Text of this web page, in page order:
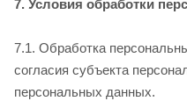
7. Условия обработки
7.1. Обработка
согласия субъекта
персональных данных.